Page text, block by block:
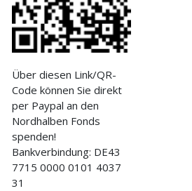
Über diesen Link/QR-
Code können Sie direkt
per Paypal an den
Nordhalben Fonds
spenden!
Bankverbindung: DE43
7715 0000 0101 4037
31